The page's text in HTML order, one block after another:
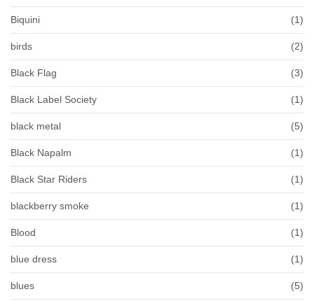
Biquini (1)
birds (2)
Black Flag (3)
Black Label Society (1)
black metal (5)
Black Napalm (1)
Black Star Riders (1)
blackberry smoke (1)
Blood (1)
blue dress (1)
blues (5)